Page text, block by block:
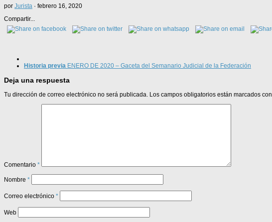
por Jurista · febrero 16, 2020
Compartir...
Historia previa ENERO DE 2020 – Gaceta del Semanario Judicial de la Federación
Deja una respuesta
Tu dirección de correo electrónico no será publicada. Los campos obligatorios están marcados con
Comentario *
Nombre *
Correo electrónico *
Web